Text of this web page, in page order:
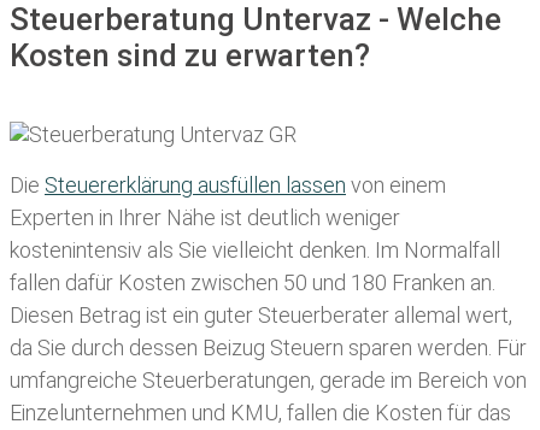
Steuerberatung Untervaz - Welche
Kosten sind zu erwarten?
Die Steuererklärung ausfüllen lassen von einem
Experten in Ihrer Nähe ist deutlich weniger
kostenintensiv als Sie vielleicht denken. Im Normalfall
fallen dafür Kosten zwischen 50 und 180 Franken an.
Diesen Betrag ist ein guter Steuerberater allemal wert,
da Sie durch dessen Beizug Steuern sparen werden. Für
umfangreiche Steuerberatungen, gerade im Bereich von
Einzelunternehmen und KMU, fallen die Kosten für das